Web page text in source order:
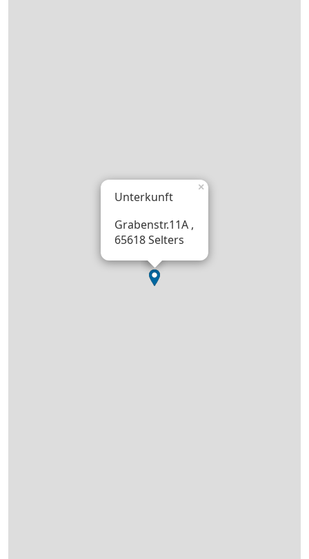
Unterkunft
Grabenstr.11A ,
65618 Selters
×